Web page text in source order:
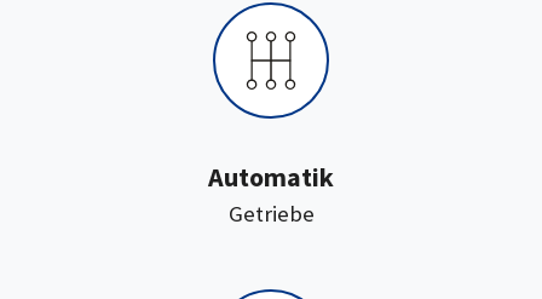
Getriebe:
Automatik